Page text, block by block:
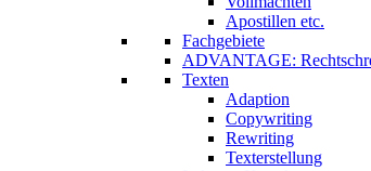
Apostillen etc.
Fachgebiete
ADVANTAGE:
Texten
Adaption
Copywriting
Rewriting
Texterstellung